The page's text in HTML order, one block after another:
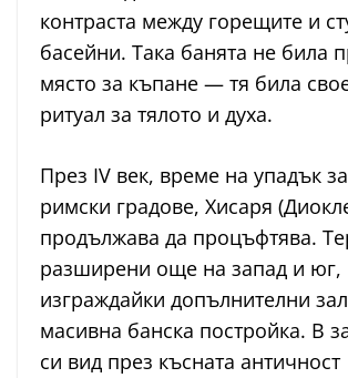
контраста между горещите и
басейни. Така банята не била
място за къпане — тя била
ритуал за тялото и духа.
През IV век, време на упадък
римски градове, Хисаря
продължава да процъфтява.
разширени още на запад и юг,
изграждайки допълнителни
масивна банска постройка. В
си вид през късната античност